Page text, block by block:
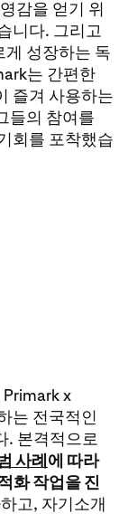
감을 얻기 위
니다. 그리고
성장하는 독
는 간편한
즐겨 사용하는
들의 참여를
회를 포착했습
x
는 전국적인
. 본격적으로
사례 에 따라
화 작업을 진
고, 자기소개